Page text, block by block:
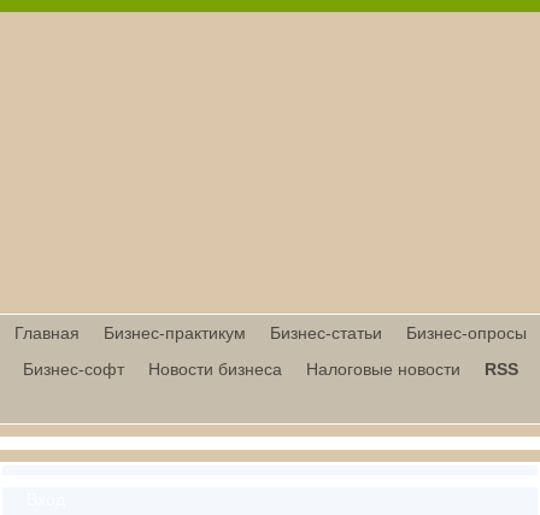
Главная Бизнес-практикум Бизнес-статьи
Бизнес-опросы
Бизнес-софт
Новости бизнеса Налоговые новости RSS